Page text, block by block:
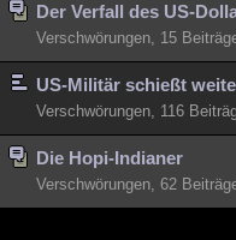
Der Verfall des US-
Verschwörungen, 15
US-Militär schießt
Verschwörungen, 116
Die Hopi-Indianer
Verschwörungen, 62